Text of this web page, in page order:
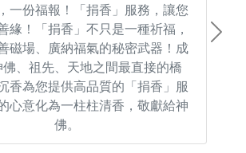
一份福報！「捐香」服務，讓您
緣！「捐香」不只是一種祈福，
磁場、廣納福氣的秘密武器！成
、祖先、天地之間最直接的橋
香為您提供高品質的「捐香」服
心意化為一柱柱清香，敬獻給神
佛。
Next